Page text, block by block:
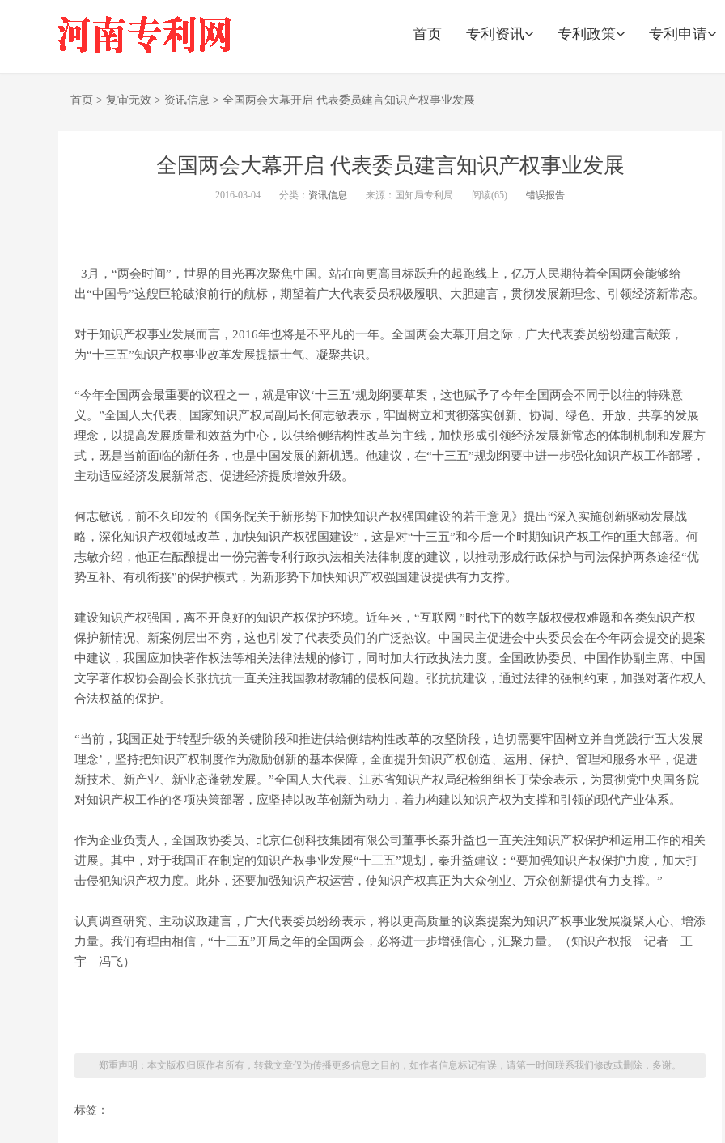
首页 专利资讯 专利政策 专利申请
首页 > 复审无效 > 资讯信息 > 全国两会大幕开启 代表委员建言知识产权事业发展
全国两会大幕开启 代表委员建言知识产权事业发展
2016-03-04 分类： 资讯信息 来源：国知局专利局 阅读(65) 错误报告
3月，“两会时间”，世界的目光再次聚焦中国。站在向更高目标跃升的起跑线上，亿万人民期待着全国两会能够给
出“中国号”这艘巨轮破浪前行的航标，期望着广大代表委员积极履职、大胆建言，贯彻发展新理念、引领经济新常态。
对于知识产权事业发展而言，2016年也将是不平凡的一年。全国两会大幕开启之际，广大代表委员纷纷建言献策，
为“十三五”知识产权事业改革发展提振士气、凝聚共识。
“今年全国两会最重要的议程之一，就是审议‘十三五’规划纲要草案，这也赋予了今年全国两会不同于以往的特殊意
义。”全国人大代表、国家知识产权局副局长何志敏表示，牢固树立和贯彻落实创新、协调、绿色、开放、共享的发展
理念，以提高发展质量和效益为中心，以供给侧结构性改革为主线，加快形成引领经济发展新常态的体制机制和发展方
式，既是当前面临的新任务，也是中国发展的新机遇。他建议，在“十三五”规划纲要中进一步强化知识产权工作部署，
主动适应经济发展新常态、促进经济提质增效升级。
何志敏说，前不久印发的《国务院关于新形势下加快知识产权强国建设的若干意见》提出“深入实施创新驱动发展战
略，深化知识产权领域改革，加快知识产权强国建设”，这是对“十三五”和今后一个时期知识产权工作的重大部署。何
志敏介绍，他正在酝酿提出一份完善专利行政执法相关法律制度的建议，以推动形成行政保护与司法保护两条途径“优
势互补、有机衔接”的保护模式，为新形势下加快知识产权强国建设提供有力支撑。
建设知识产权强国，离不开良好的知识产权保护环境。近年来，“互联网 ”时代下的数字版权侵权难题和各类知识产权
保护新情况、新案例层出不穷，这也引发了代表委员们的广泛热议。中国民主促进会中央委员会在今年两会提交的提案
中建议，我国应加快著作权法等相关法律法规的修订，同时加大行政执法力度。全国政协委员、中国作协副主席、中国
文字著作权协会副会长张抗抗一直关注我国教材教辅的侵权问题。张抗抗建议，通过法律的强制约束，加强对著作权人
合法权益的保护。
“当前，我国正处于转型升级的关键阶段和推进供给侧结构性改革的攻坚阶段，迫切需要牢固树立并自觉践行‘五大发展
理念’，坚持把知识产权制度作为激励创新的基本保障，全面提升知识产权创造、运用、保护、管理和服务水平，促进
新技术、新产业、新业态蓬勃发展。”全国人大代表、江苏省知识产权局纪检组组长丁荣余表示，为贯彻党中央国务院
对知识产权工作的各项决策部署，应坚持以改革创新为动力，着力构建以知识产权为支撑和引领的现代产业体系。
作为企业负责人，全国政协委员、北京仁创科技集团有限公司董事长秦升益也一直关注知识产权保护和运用工作的相关
进展。其中，对于我国正在制定的知识产权事业发展“十三五”规划，秦升益建议：“要加强知识产权保护力度，加大打
击侵犯知识产权力度。此外，还要加强知识产权运营，使知识产权真正为大众创业、万众创新提供有力支撑。”
认真调查研究、主动议政建言，广大代表委员纷纷表示，将以更高质量的议案提案为知识产权事业发展凝聚人心、增添
力量。我们有理由相信，“十三五”开局之年的全国两会，必将进一步增强信心，汇聚力量。（知识产权报 记者 王
宇 冯飞）
郑重声明：本文版权归原作者所有，转载文章仅为传播更多信息之目的，如作者信息标记有误，请第一时间联系我们修改或删除，多谢。
标签：